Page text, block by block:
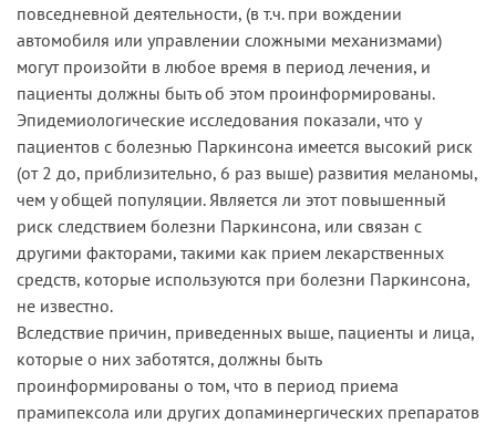
повседневной деятельности, (в т.ч. при вождении
автомобиля или управлении сложными механизмами)
могут произойти в любое время в период лечения, и
пациенты должны быть об этом проинформированы.
Эпидемиологические исследования показали, что у
пациентов с болезнью Паркинсона имеется высокий риск
(от 2 до, приблизительно, 6 раз выше) развития меланомы,
чем у общей популяции. Является ли этот повышенный
риск следствием болезни Паркинсона, или связан с
другими факторами, такими как прием лекарственных
средств, которые используются при болезни Паркинсона,
не известно.
Вследствие причин, приведенных выше, пациенты и лица,
которые о них заботятся, должны быть
проинформированы о том, что в период приема
прамипексола или других допаминергических препаратов